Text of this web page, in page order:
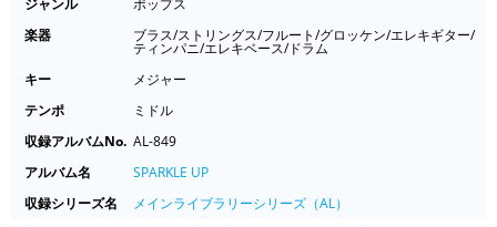
ジャンル
ポップス
楽器
ブラス/ストリングス/フルート/グロッケン/エレキギター/
ティンパニ/エレキベース/ドラム
キー
メジャー
テンポ
ミドル
収録アルバムNo. AL-849
アルバム名
SPARKLE UP
収録シリーズ名
メインライブラリーシリーズ（AL）